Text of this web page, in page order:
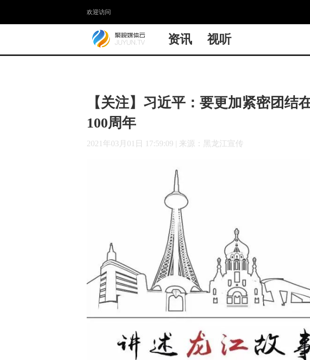
欢迎访问
资讯 视听
【关注】习近平：要更加紧密团
100周年
2021年03月01日 17:59:09 | 来源：黑龙江宣传